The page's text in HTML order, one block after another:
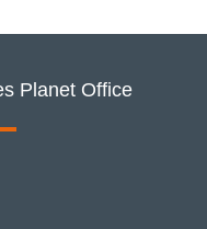
Planet Office